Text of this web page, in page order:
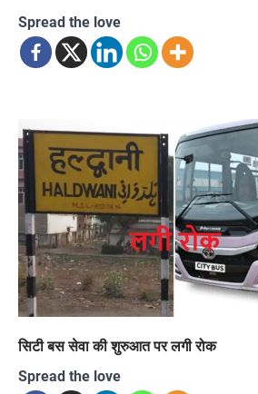
Spread the love
सिटी बस सेवा की शुरुआत पर लगी रोक
Spread the love